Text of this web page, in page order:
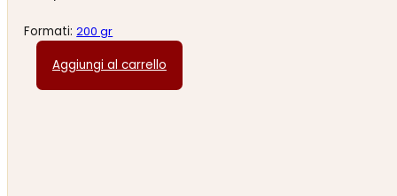
Formati:200 gr
Aggiungi al carrello